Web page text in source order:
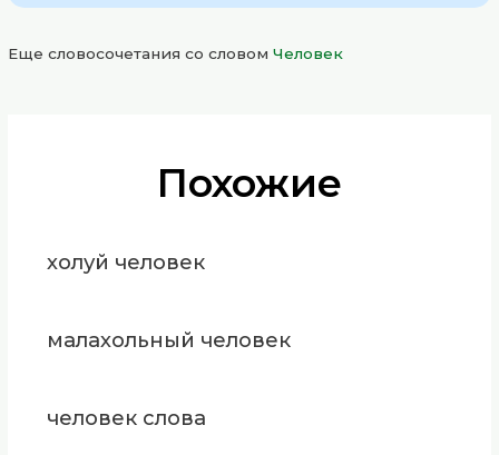
Еще словосочетания со словомЧеловек
Похожие
холуй человек
малахольный человек
человек слова